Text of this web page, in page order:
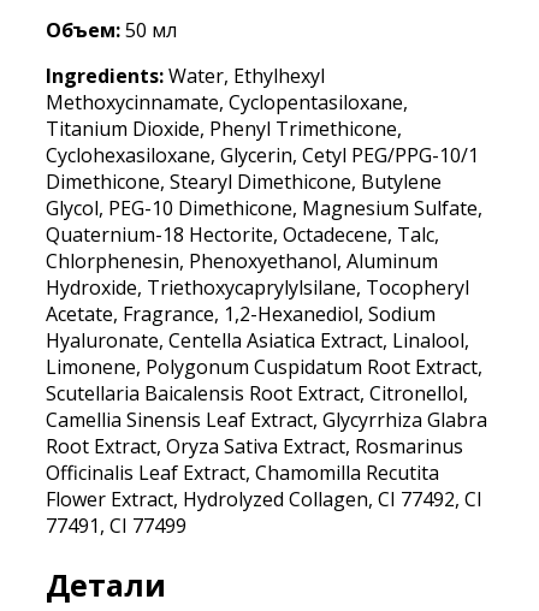
Объем:50 мл
Ingredients:Water, Ethylhexyl
Methoxycinnamate, Cyclopentasiloxane,
Titanium Dioxide, Phenyl Trimethicone,
Cyclohexasiloxane, Glycerin, Cetyl PEG/PPG-10/1
Dimethicone, Stearyl Dimethicone, Butylene
Glycol, PEG-10 Dimethicone, Magnesium Sulfate,
Quaternium-18 Hectorite, Octadecene, Talc,
Chlorphenesin, Phenoxyethanol, Aluminum
Hydroxide, Triethoxycaprylylsilane, Tocopheryl
Acetate, Fragrance, 1,2-Hexanediol, Sodium
Hyaluronate, Centella Asiatica Extract, Linalool,
Limonene, Polygonum Cuspidatum Root Extract,
Scutellaria Baicalensis Root Extract, Citronellol,
Camellia Sinensis Leaf Extract, Glycyrrhiza Glabra
Root Extract, Oryza Sativa Extract, Rosmarinus
Officinalis Leaf Extract, Chamomilla Recutita
Flower Extract, Hydrolyzed Collagen, CI 77492, CI
77491, CI 77499
Детали